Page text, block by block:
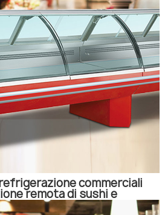
commerciali
remota di sushi e